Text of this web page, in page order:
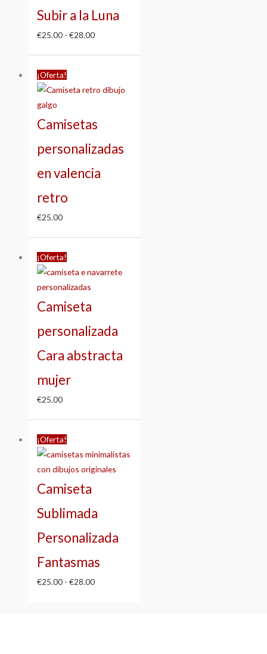
Subir a la Luna
€25.00 - €28.00
¡Oferta!
Camisetas
personalizadas
en valencia
retro
€25.00
¡Oferta!
Camiseta
personalizada
Cara abstracta
mujer
€25.00
¡Oferta!
Camiseta
Sublimada
Personalizada
Fantasmas
€25.00 - €28.00
precios:
desde
€28.00